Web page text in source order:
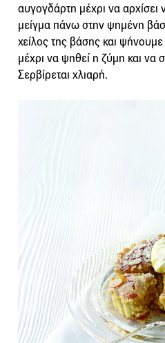
αυγογδάρτη μέχρι να αρχίσει
μείγμα πάνω στην ψημένη
χείλος της βάσης και
μέχρι να ψηθεί η ζύμη και να
Σερβίρεται χλιαρή.